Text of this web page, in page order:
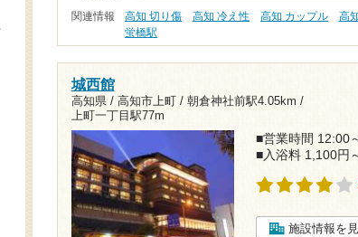
関連情報 高知 切り傷 高知 冷え性 高知 カップル 高
蛍橋駅
城西館
高知県 / 高知市上町 / 朝倉神社前駅4.05km /
上町一丁目駅77m
■営業時間 12:00
■入浴料 1,100円
施設情報を